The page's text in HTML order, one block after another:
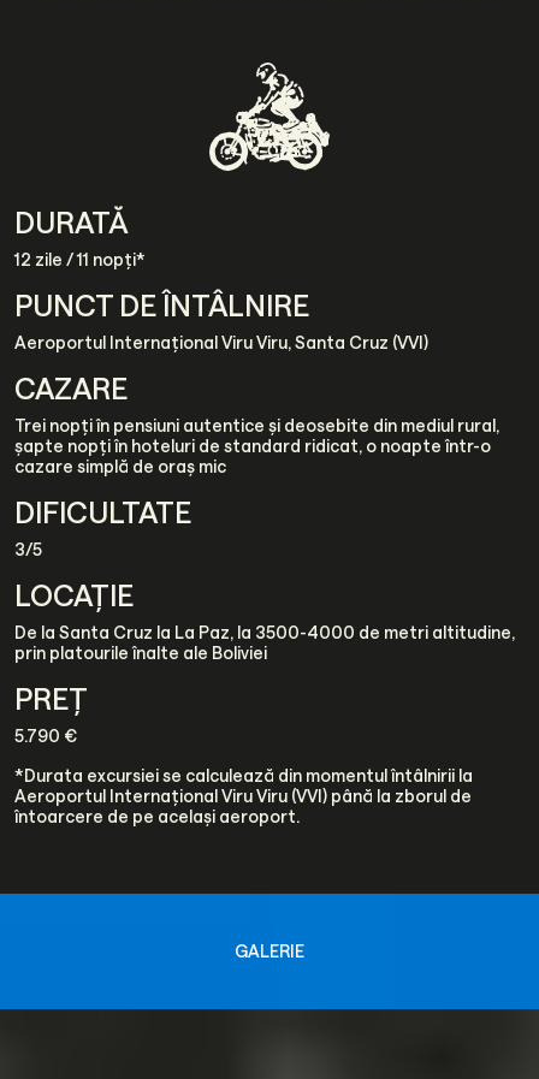
DURATĂ
12 zile / 11 nopți*
PUNCT DE ÎNTÂLNIRE
Aeroportul Internațional Viru Viru, Santa Cruz (VVI)
CAZARE
Trei nopți în pensiuni autentice și deosebite din mediul rural,
șapte nopți în hoteluri de standard ridicat, o noapte într-o
cazare simplă de oraș mic
DIFICULTATE
3/5
LOCAȚIE
De la Santa Cruz la La Paz, la 3500-4000 de metri altitudine,
prin platourile înalte ale Boliviei
PREȚ
5.790 €
*Durata excursiei se calculează din momentul întâlnirii la
Aeroportul Internațional Viru Viru (VVI) până la zborul de
întoarcere de pe același aeroport.
GALERIE